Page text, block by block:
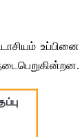
உப்பினை
.